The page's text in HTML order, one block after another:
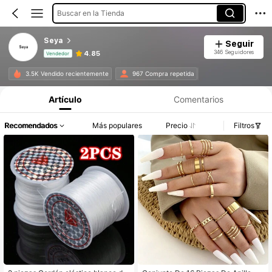
Buscar en la Tienda
Seya
Vendedor 4.85
Seguir
346 Seguidores
3.5K Vendido recientemente 967 Compra repetida
Artículo Comentarios
Recomendados Más populares Precio Filtros